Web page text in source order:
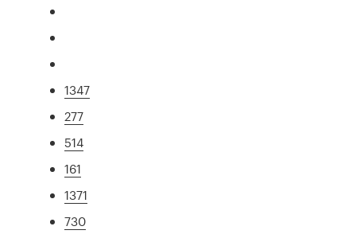
1347
277
514
161
1371
730